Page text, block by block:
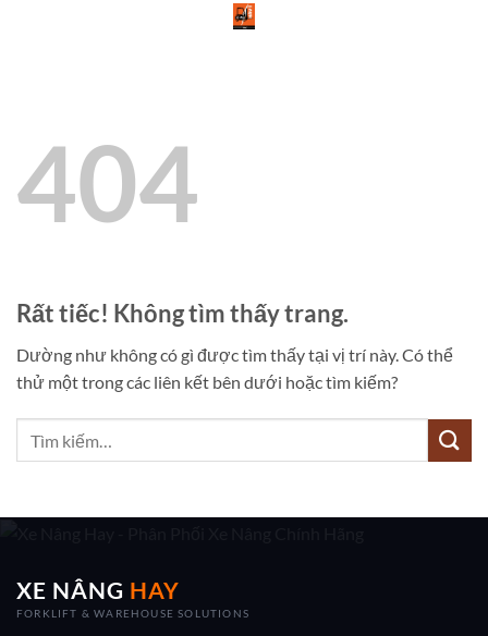
404
Rất tiếc! Không tìm thấy trang.
Dường như không có gì được tìm thấy tại vị trí này. Có thể
thử một trong các liên kết bên dưới hoặc tìm kiếm?
XE NÂNG HAY
FORKLIFT & WAREHOUSE SOLUTIONS